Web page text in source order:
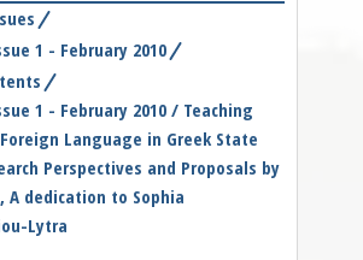
1 - February 2010
1 - February 2010 / Teaching
Language in Greek State
Perspectives and Proposals by
A dedication to Sophia
Lytra